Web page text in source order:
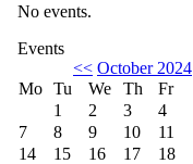
No events.
Events
<< October 2024
Mo Tu We Th Fr
1
2 3 4
7
8 9 10 11
14
15 16 17 18